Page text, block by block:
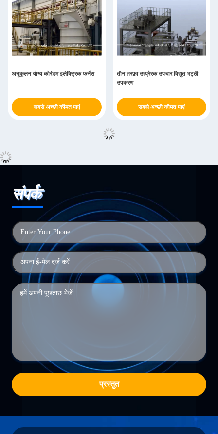
अनुकूलन योग्य कोरंडम इलेक्ट्रिक फर्नेस
सबसे अच्छी कीमत पाएं
तीन तरफ़ा उत्प्रेरक उपचार विद्युत भट्ठी
उपकरण
सबसे अच्छी कीमत पाएं
संपर्क
प्रस्तुत